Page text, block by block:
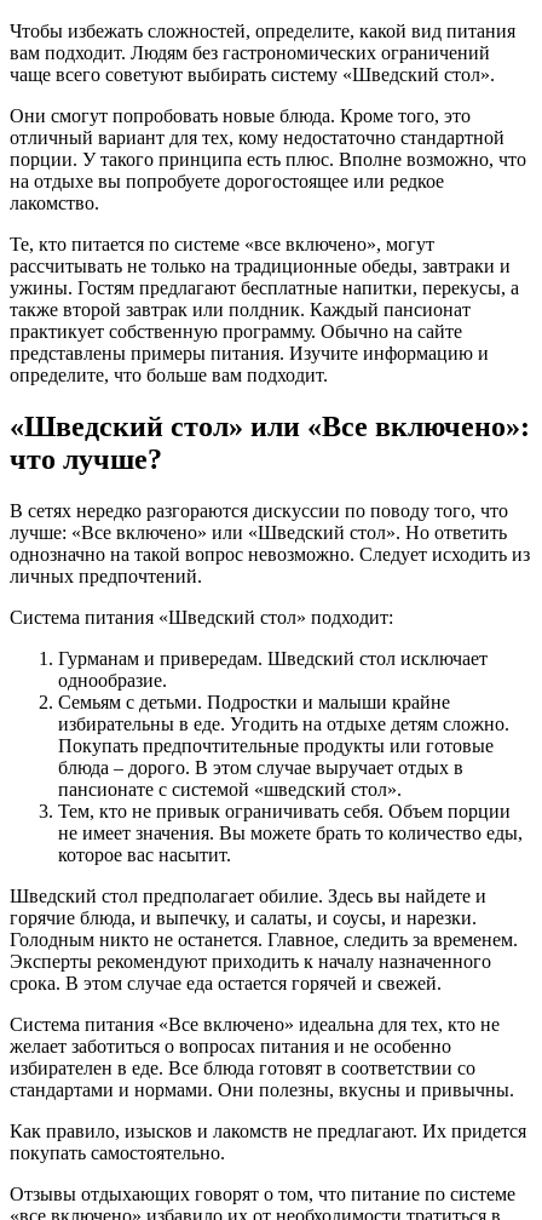
Чтобы избежать сложностей, определите, какой вид питания
вам подходит. Людям без гастрономических ограничений
чаще всего советуют выбирать систему «Шведский стол».
Они смогут попробовать новые блюда. Кроме того, это
отличный вариант для тех, кому недостаточно стандартной
порции. У такого принципа есть плюс. Вполне возможно, что
на отдыхе вы попробуете дорогостоящее или редкое
лакомство.
Те, кто питается по системе «все включено», могут
рассчитывать не только на традиционные обеды, завтраки и
ужины. Гостям предлагают бесплатные напитки, перекусы, а
также второй завтрак или полдник. Каждый пансионат
практикует собственную программу. Обычно на сайте
представлены примеры питания. Изучите информацию и
определите, что больше вам подходит.
«Шведский стол» или «Все включено»:
что лучше?
В сетях нередко разгораются дискуссии по поводу того, что
лучше: «Все включено» или «Шведский стол». Но ответить
однозначно на такой вопрос невозможно. Следует исходить из
личных предпочтений.
Система питания «Шведский стол» подходит:
Гурманам и привередам. Шведский стол исключает
однообразие.
Семьям с детьми. Подростки и малыши крайне
избирательны в еде. Угодить на отдыхе детям сложно.
Покупать предпочтительные продукты или готовые
блюда – дорого. В этом случае выручает отдых в
пансионате с системой «шведский стол».
Тем, кто не привык ограничивать себя. Объем порции
не имеет значения. Вы можете брать то количество еды,
которое вас насытит.
Шведский стол предполагает обилие. Здесь вы найдете и
горячие блюда, и выпечку, и салаты, и соусы, и нарезки.
Голодным никто не останется. Главное, следить за временем.
Эксперты рекомендуют приходить к началу назначенного
срока. В этом случае еда остается горячей и свежей.
Система питания «Все включено» идеальна для тех, кто не
желает заботиться о вопросах питания и не особенно
избирателен в еде. Все блюда готовят в соответствии со
стандартами и нормами. Они полезны, вкусны и привычны.
Как правило, изысков и лакомств не предлагают. Их придется
покупать самостоятельно.
Отзывы отдыхающих говорят о том, что питание по системе